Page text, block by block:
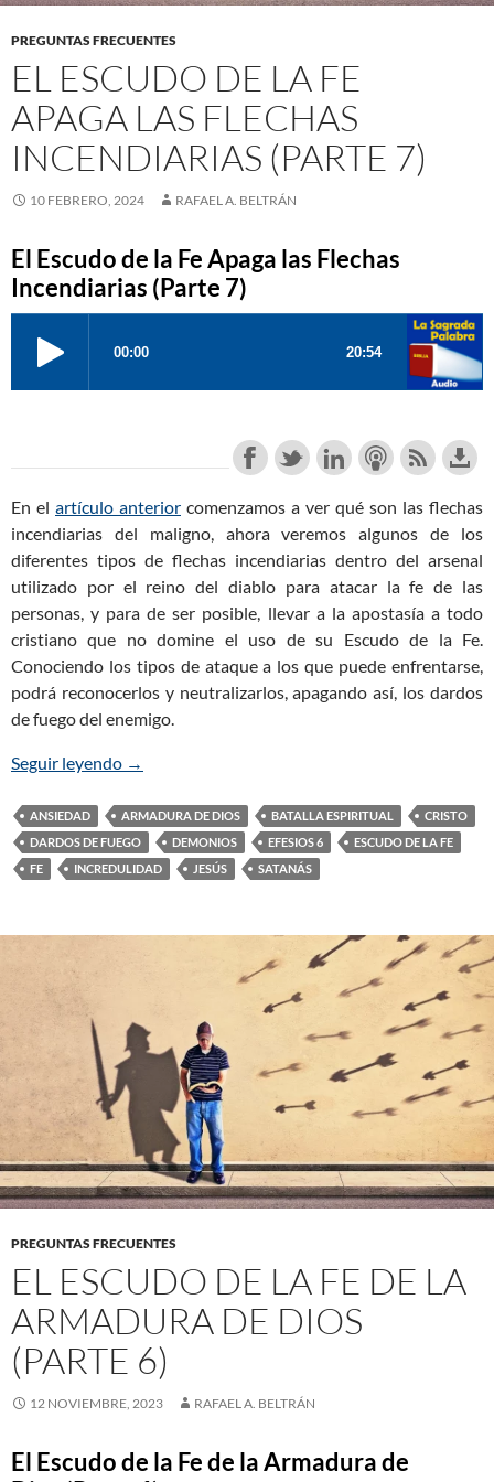
PREGUNTAS FRECUENTES
EL ESCUDO DE LA FE
APAGA LAS FLECHAS
INCENDIARIAS (PARTE 7)
10 FEBRERO, 2024 RAFAEL A. BELTRÁN
El Escudo de la Fe Apaga las Flechas
Incendiarias (Parte 7)
En el artículo anterior comenzamos a ver qué son las flechas
incendiarias del maligno, ahora veremos algunos de los
diferentes tipos de flechas incendiarias dentro del arsenal
utilizado por el reino del diablo para atacar la fe de las
personas, y para de ser posible, llevar a la apostasía a todo
cristiano que no domine el uso de su Escudo de la Fe.
Conociendo los tipos de ataque a los que puede enfrentarse,
podrá reconocerlos y neutralizarlos, apagando así, los dardos
de fuego del enemigo.
Seguir leyendo El Escudo de la Fe Apaga las Flechas
→
ANSIEDAD ARMADURA DE DIOS BATALLA ESPIRITUAL
CRISTO
DARDOS DE FUEGO
DEMONIOS EFESIOS 6
ESCUDO DE LA FE
FE
INCREDULIDAD JESÚS SATANÁS
PREGUNTAS FRECUENTES
EL ESCUDO DE LA FE DE LA
ARMADURA DE DIOS
(PARTE 6)
12 NOVIEMBRE, 2023 RAFAEL A. BELTRÁN
El Escudo de la Fe de la Armadura de